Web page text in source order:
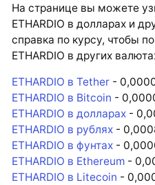
На странице вы можете
ETHARDIO в долларах и
справка по курсу, чтобы
ETHARDIO в других
ETHARDIO в Tether -
ETHARDIO в Bitcoin -
ETHARDIO в долларах -
ETHARDIO в рублях -
ETHARDIO в фунтах -
ETHARDIO в Ethereum -
ETHARDIO в Litecoin -